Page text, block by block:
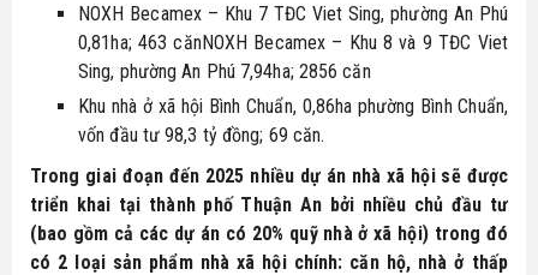
NOXH Becamex – Khu 7 TĐC Viet Sing, phường An Phú
0,81ha; 463 cănNOXH Becamex – Khu 8 và 9 TĐC Viet
Sing, phường An Phú 7,94ha; 2856 căn
Khu nhà ở xã hội Bình Chuẩn, 0,86ha phường Bình Chuẩn,
vốn đầu tư 98,3 tỷ đồng; 69 căn.
Trong giai đoạn đến 2025 nhiều dự án nhà xã hội sẽ được
triển khai tại thành phố Thuận An bởi nhiều chủ đầu tư
(bao gồm cả các dự án có 20% quỹ nhà ở xã hội) trong đó
có 2 loại sản phẩm nhà xã hội chính: căn hộ, nhà ở thấp